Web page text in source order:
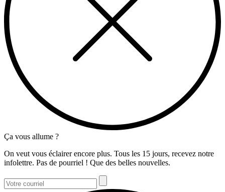
Ça vous allume ?
On veut vous éclairer encore plus. Tous les 15 jours, recevez notre
infolettre. Pas de pourriel ! Que des belles nouvelles.